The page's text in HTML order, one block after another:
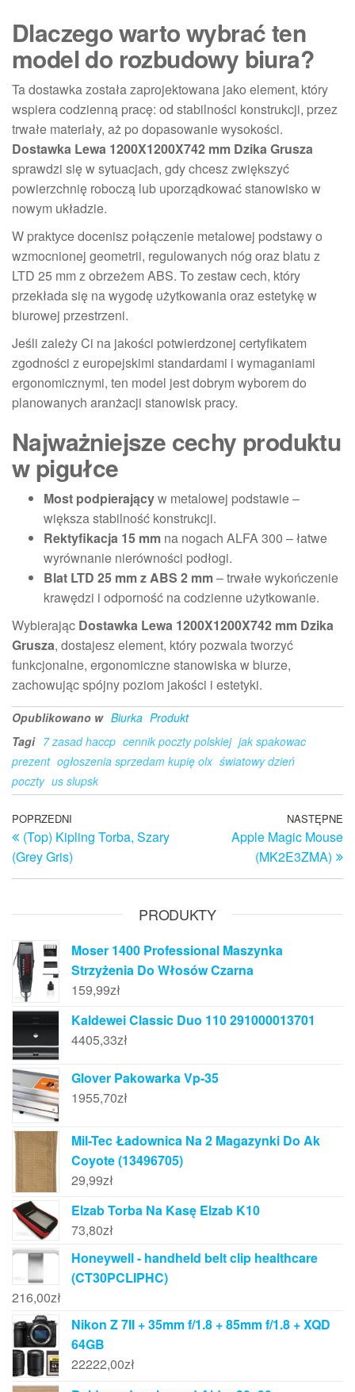
Dlaczego warto wybrać ten
model do rozbudowy biura?
Ta dostawka została zaprojektowana jako element, który
wspiera codzienną pracę: od stabilności konstrukcji, przez
trwałe materiały, aż po dopasowanie wysokości.
Dostawka Lewa 1200X1200X742 mm Dzika Grusza
sprawdzi się w sytuacjach, gdy chcesz zwiększyć
powierzchnię roboczą lub uporządkować stanowisko w
nowym układzie.
W praktyce docenisz połączenie metalowej podstawy o
wzmocnionej geometrii, regulowanych nóg oraz blatu z
LTD 25 mm z obrzeżem ABS. To zestaw cech, który
przekłada się na wygodę użytkowania oraz estetykę w
biurowej przestrzeni.
Jeśli zależy Ci na jakości potwierdzonej certyfikatem
zgodności z europejskimi standardami i wymaganiami
ergonomicznymi, ten model jest dobrym wyborem do
planowanych aranżacji stanowisk pracy.
Najważniejsze cechy produktu
w pigułce
Most podpierającyw metalowej podstawie –
większa stabilność konstrukcji.
Rektyfikacja 15 mm na nogach ALFA 300 – łatwe
wyrównanie nierówności podłogi.
Blat LTD 25 mm z ABS 2 mm– trwałe wykończenie
krawędzi i odporność na codzienne użytkowanie.
Wybierając Dostawka Lewa 1200X1200X742 mm Dzika
Grusza, dostajesz element, który pozwala tworzyć
funkcjonalne, ergonomiczne stanowiska w biurze,
zachowując spójny poziom jakości i estetyki.
Opublikowano w Biurka Produkt
Tagi 7 zasad haccp cennik poczty polskiej jak spakowac
prezent ogłoszenia sprzedam kupię olx światowy dzień
poczty us slupsk
Nawigacja
wpisu
Poprzedni
wpis
POPRZEDNI
(Top) Kipling Torba, Szary
(Grey Gris)
NASTĘPNE
Apple Magic Mouse
(MK2E3ZMA)
PRODUKTY
Moser 1400 Professional Maszynka
Strzyżenia Do Włosów Czarna
159,99zł
Kaldewei Classic Duo 110 291000013701
4405,33zł
Glover Pakowarka Vp-35
1955,70zł
Mil-Tec Ładownica Na 2 Magazynki Do Ak
Coyote (13496705)
29,99zł
Elzab Torba Na Kasę Elzab K10
73,80zł
Honeywell - handheld belt clip healthcare
(CT30PCLIPHC)
216,00zł
Nikon Z 7II + 35mm f/1.8 + 85mm f/1.8 + XQD
64GB
22222,00zł